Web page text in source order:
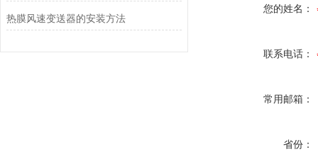
热膜风速变送器的安装方法
您的姓名：
联系电话：
常用邮箱：
省份：